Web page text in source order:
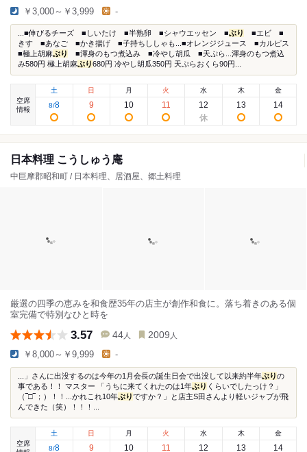
￥3,000～￥3,999 -
...■伸びるチーズ ■しいたけ ■半熟卵 ■シャウエッセン ■ぶり
■エビ ■
きす ■あなご ■かき揚げ ■子持ちししゃも...■オレンジジュース ■カルピス
■極上胡麻ぶり
■渾身のもつ煮込み ■冷やし胡瓜 ■天ぷら...渾身のもつ煮込
み580円 極上胡麻ぶり680円 冷やし胡瓜350円 天ぷらおくら90円...
空席
情報
土
8/8
日
9
月
10
火
11
水
12
木
13
金
14
日本料理 こうしゅう庵
中巨摩郡昭和町 / 日本料理、居酒屋、郷土料理
厳選の四季の恵みを和食歴35年の店主が創作和食に。落ち着きのある個
室完備で特別なひと時を
3.57 44 人 2009 人
￥8,000～￥9,999 -
...」さんに出没するのは今年の1月会長の誕生日会で出没して以来約半年ぶりの
事である！！ マスター 「うちに来てくれたのは1年ぶり くらいでしたっけ？」
（‾□‾；）！！...かれこれ10年ぶりですか？」と店主S田さんより軽いジャブが飛
んできた（笑）！！！...
空席
土
8/8
日
9
月
10
火
11
水
12
木
13
金
14